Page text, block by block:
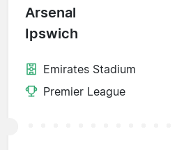
Arsenal
Ipswich
Emirates Stadium
Premier League